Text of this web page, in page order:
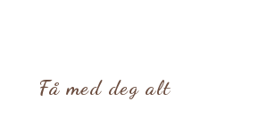
Få med deg alt